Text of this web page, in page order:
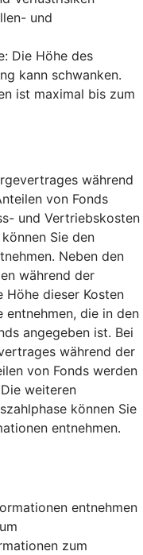
und
Die Höhe des
kann schwanken.
ist maximal bis zum
während
von Fonds
und Vertriebskosten
Sie den
Neben den
während der
Höhe dieser Kosten
die in den
angegeben ist. Bei
während der
von Fonds werden
weiteren
können Sie
entnehmen.
entnehmen
zum